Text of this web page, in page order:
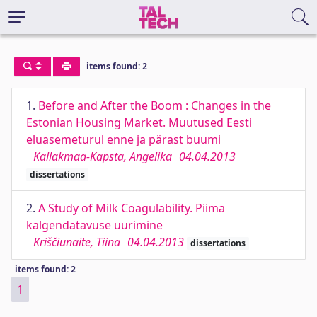
items found: 2
1. Before and After the Boom : Changes in the
Estonian Housing Market. Muutused Eesti
eluasemeturul enne ja pärast buumi
Kallakmaa-Kapsta, Angelika 04.04.2013
dissertations
2. A Study of Milk Coagulability. Piima
kalgendatavuse uurimine
Kriščiunaite, Tiina 04.04.2013 dissertations
items found: 2
1